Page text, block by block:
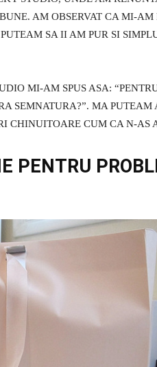
AM OBSERVAT CA MI-AM
SA II AM PUR SI
MI-AM SPUS ASA:
SEMNATURA?”. MA
CHINUITOARE CUM CA N-AS
PENTRU